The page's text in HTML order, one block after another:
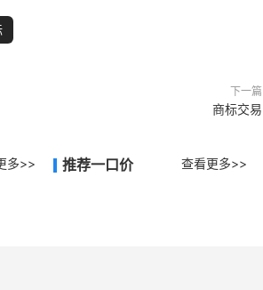
下一篇
商标交易
多>> 推荐一口价 查看更多>>